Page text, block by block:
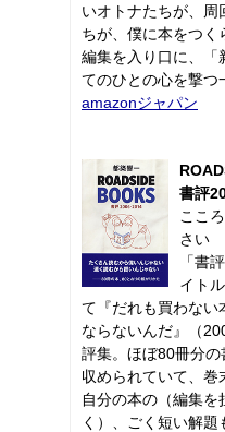
いオトナたちが、周
ちが、僕に本をつく
編集を入り口に、「
てのひとの心を撃つ
amazonジャパン
書評
ここ
さい
「書
イト
て『だれも買わない
ならないんだ』（
評集。ほぼ80冊分
収められていて、巻
自分の本の（編集を
く）、ごく短い解題